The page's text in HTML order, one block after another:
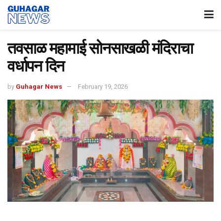
तवसाळ महामाई सोनसाखळी मंदिराचा
वर्धापन दिन
by Guhagar News February 19, 2026